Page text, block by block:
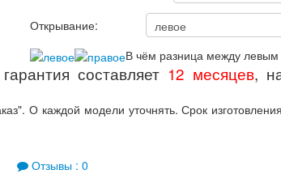
Открывание:
В чём разница между
гарантия составляет 12 месяцев,
О каждой модели уточнять. Срок
Отзывы : 0